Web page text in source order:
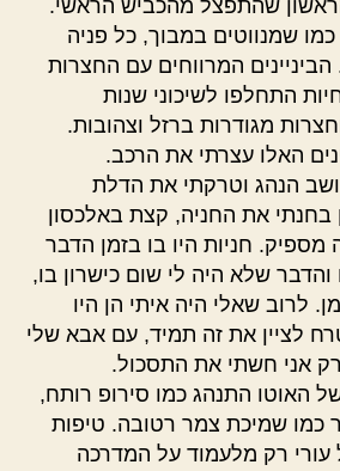
שהתפצל מהכביש הראשי.
שמנווטים במבוך, כל פניה
הביניינים המרווחים עם החצרות
התחלפו לשיכוני שנות
מגודרות ברזל וצהובות.
האלו עצרתי את הרכב.
הנהג וטרקתי את הדלת
בחנתי את החניה, קצת באלכסון
חניות היו בו בזמן הדבר
והדבר שלא היה לי שום כישרון בו,
לרוב שאלי היה איתי הן היו
לציין את זה תמיד, עם אבא שלי
אני חשתי את התסכול.
האוטו התנהג כמו סירופ רותח,
כמו שמיכת צמר רטובה. טיפות
עורי רק מלעמוד על המדרכה